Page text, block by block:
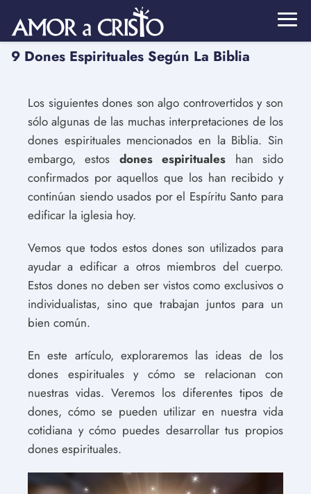
9 Dones Espirituales Según La Biblia
Los siguientes dones son algo controvertidos y son
sólo algunas de las muchas interpretaciones de los
dones espirituales mencionados en la Biblia. Sin
embargo, estos dones espirituales han sido
confirmados por aquellos que los han recibido y
continúan siendo usados por el Espíritu Santo para
edificar la iglesia hoy.
Vemos que todos estos dones son utilizados para
ayudar a edificar a otros miembros del cuerpo.
Estos dones no deben ser vistos como exclusivos o
individualistas, sino que trabajan juntos para un
bien común.
En este artículo, exploraremos las ideas de los
dones espirituales y cómo se relacionan con
nuestras vidas. Veremos los diferentes tipos de
dones, cómo se pueden utilizar en nuestra vida
cotidiana y cómo puedes desarrollar tus propios
dones espirituales.